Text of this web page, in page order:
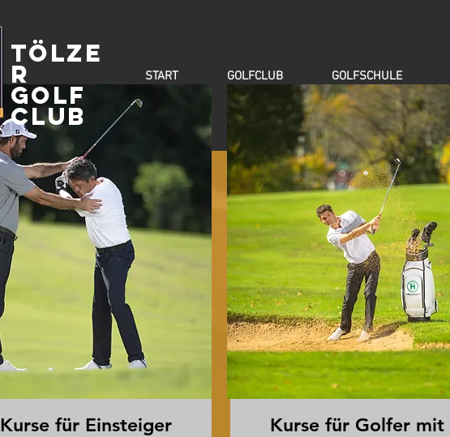
Tölze
r
Golf
Club
START GOLFCLUB GOLFSCHULE
Kurse für Einsteiger
Kurse für Golfer mit